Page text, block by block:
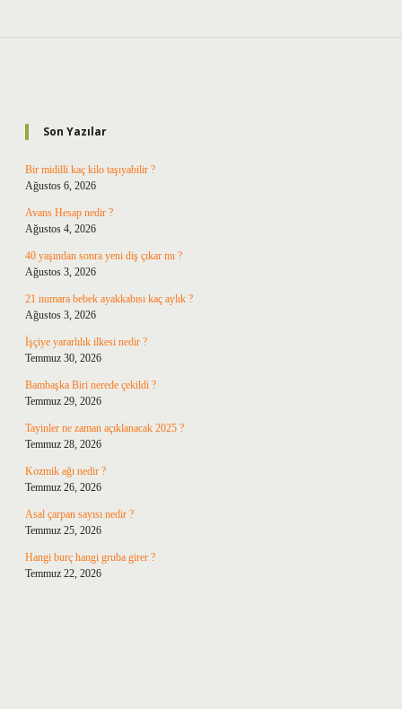
Son Yazılar
Bir midilli kaç kilo taşıyabilir ?
Ağustos 6, 2026
Avans Hesap nedir ?
Ağustos 4, 2026
40 yaşından sonra yeni diş çıkar mı ?
Ağustos 3, 2026
21 numara bebek ayakkabısı kaç aylık ?
Ağustos 3, 2026
İşçiye yararlılık ilkesi nedir ?
Temmuz 30, 2026
Bambaşka Biri nerede çekildi ?
Temmuz 29, 2026
Tayinler ne zaman açıklanacak 2025 ?
Temmuz 28, 2026
Kozmik ağı nedir ?
Temmuz 26, 2026
Asal çarpan sayısı nedir ?
Temmuz 25, 2026
Hangi burç hangi gruba girer ?
Temmuz 22, 2026